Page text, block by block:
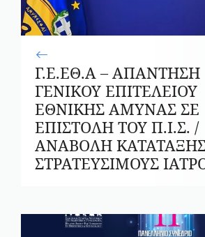
Γ.Ε.ΕΘ.Α – ΑΠΑΝΤΗΣΗ
ΓΕΝΙΚΟΥ ΕΠΙΤΕΛΕΙΟΥ
ΕΘΝΙΚΗΣ ΑΜΥΝΑΣ ΣΕ
ΕΠΙΣΤΟΛΗ ΤΟΥ Π.Ι.Σ. /
ΑΝΑΒΟΛΗ
ΣΤΡΑΤΕΥΣΙΜΟΥΣ